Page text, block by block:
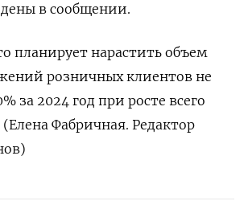
в сообщении.
планирует нарастить объем
розничных клиентов не
за 2024 год при росте всего
Фабричная. Редактор